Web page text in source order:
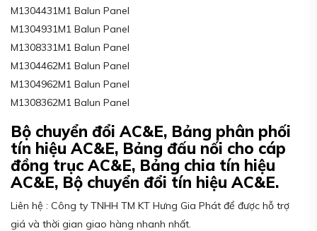
M1304431M1 Balun Panel
M1304931M1 Balun Panel
M1308331M1 Balun Panel
M1304462M1 Balun Panel
M1304962M1 Balun Panel
M1308362M1 Balun Panel
Bộ chuyển đổi AC&E, Bảng phân phối
tín hiệu AC&E, Bảng đấu nối cho cáp
đồng trục AC&E, Bảng chia tín hiệu
AC&E, Bộ chuyển đổi tín hiệu AC&E.
Liên hệ : Công ty TNHH TM KT Hưng Gia Phát để được hỗ trợ
giá và thời gian giao hàng nhanh nhất.